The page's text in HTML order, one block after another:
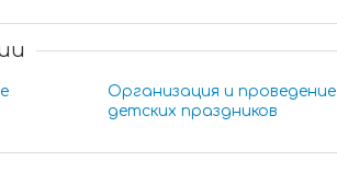
Организация и проведение
детских праздников